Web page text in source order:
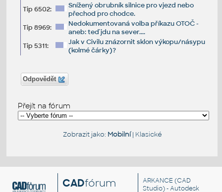
Tip 6502:
Snížený obrubník silnice pro vjezd nebo
přechod pro chodce.
Tip 8969:
Nedokumentovaná volba příkazu OTOČ -
aneb: teď jdu na sever....
Tip 5311:
Jak v Civilu znázornit sklon výkopu/násypu
(kolmé čárky)?
Odpovědět
Přejít na fórum
Zobrazit jako: Mobilní| Klasické
CADfórum ARKANCE (CAD
Studio) - Autodesk